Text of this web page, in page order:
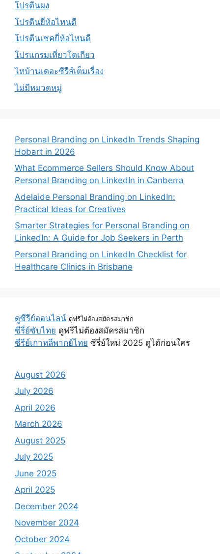
โปรตีนผง
โปรตีนยี่ห้อไหนดี
โปรตีนเชคยี่ห้อไหนดี
โปรแกรมเที่ยวโตเกียว
ไทบ้านเดอะซีรีส์เต็มเรื่อง
ไม่มีหมวดหมู่
Personal Branding on LinkedIn Trends Shaping
Hobart in 2026
What Ecommerce Sellers Should Know About
Personal Branding on LinkedIn in Canberra
Adelaide Personal Branding on LinkedIn:
Practical Ideas for Creatives
Smarter Strategies for Personal Branding on
LinkedIn: A Guide for Job Seekers in Perth
Personal Branding on LinkedIn Checklist for
Healthcare Clinics in Brisbane
ดูซีรีย์ออนไลน์ ดูฟรีไม่ต้องสมัครสมาชิก
ซีรี่ย์ซับไทย ดูฟรีไม่ต้องสมัครสมาชิก
ซีรีย์เกาหลีพากย์ไทย ซีรี่ย์ใหม่ 2025 ดูได้ก่อนใคร
August 2026
July 2026
April 2026
March 2026
August 2025
July 2025
June 2025
April 2025
December 2024
November 2024
October 2024